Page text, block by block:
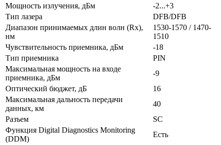
Мощность излучения, дБм
-2...+3
Тип лазера
DFB/DFB
Диапазон принимаемых длин волн (Rx),
нм
1530-1570 / 1470-
1510
Чувствительность приемника, дБм
-18
Тип приемника
PIN
Максимальная мощность на входе
приемника, дБм
-9
Оптический бюджет, дБ
16
Максимальная дальность передачи
данных, км
40
Разъем
SC
Функция Digital Diagnostics Monitoring
(DDM)
Есть